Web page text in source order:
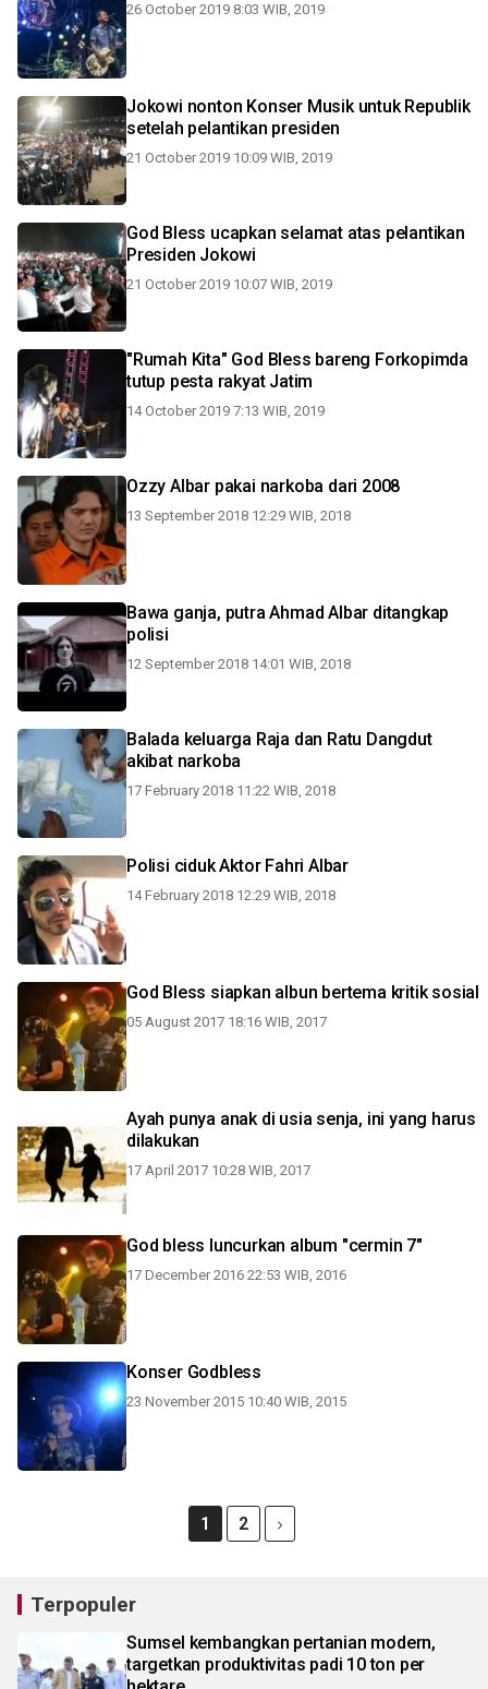
26 October 2019 8:03 WIB, 2019
Jokowi nonton Konser Musik untuk Republik
setelah pelantikan presiden
21 October 2019 10:09 WIB, 2019
God Bless ucapkan selamat atas pelantikan
Presiden Jokowi
21 October 2019 10:07 WIB, 2019
"Rumah Kita" God Bless bareng Forkopimda
tutup pesta rakyat Jatim
14 October 2019 7:13 WIB, 2019
Ozzy Albar pakai narkoba dari 2008
13 September 2018 12:29 WIB, 2018
Bawa ganja, putra Ahmad Albar ditangkap
polisi
12 September 2018 14:01 WIB, 2018
Balada keluarga Raja dan Ratu Dangdut
akibat narkoba
17 February 2018 11:22 WIB, 2018
Polisi ciduk Aktor Fahri Albar
14 February 2018 12:29 WIB, 2018
God Bless siapkan albun bertema kritik sosial
05 August 2017 18:16 WIB, 2017
Ayah punya anak di usia senja, ini yang harus
dilakukan
17 April 2017 10:28 WIB, 2017
God bless luncurkan album "cermin 7"
17 December 2016 22:53 WIB, 2016
Konser Godbless
23 November 2015 10:40 WIB, 2015
1 2
Terpopuler
Sumsel kembangkan pertanian modern,
targetkan produktivitas padi 10 ton per